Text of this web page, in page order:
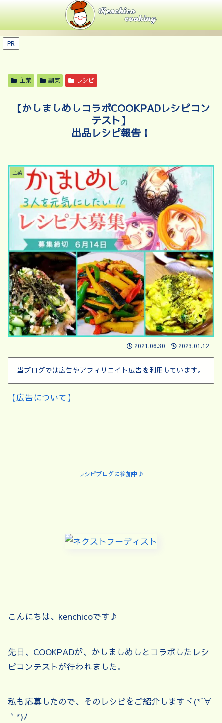
PR
主菜 副菜 レシピ
【かしましめしコラボCOOKPADレシピコン
テスト】
出品レシピ報告！
主菜
2021.06.30 2023.01.12
当ブログでは広告やアフィリエイト広告を利用しています。
【広告について】
レシピブログに参加中♪
こんにちは、kenchicoです♪
先日、COOKPADが、かしましめしとコラボしたレシ
ピコンテストが行われました。
私も応募したので、そのレシピをご紹介しますヾ(*´∀
｀*)ﾉ